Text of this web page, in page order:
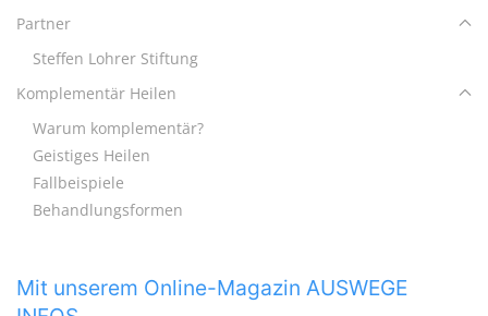
Partner
Steffen Lohrer Stiftung
Komplementär Heilen
Warum komplementär?
Geistiges Heilen
Fallbeispiele
Behandlungsformen
Mit unserem Online-Magazin AUSWEGE